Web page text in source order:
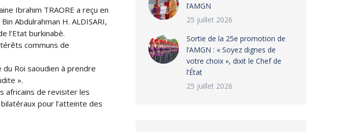
Ibrahim TRAORE a reçu en
Abdulrahman H. ALDISARI,
l’Etat burkinabè.
communs de
du Roi saoudien à prendre
».
africains de revisiter les
pour l’atteinte des
l’AMGN
25 juillet 2026
‎Sortie de la 25e promotion de
l’AMGN : « Soyez dignes de
votre choix », dixit le Chef de
l’État
25 juillet 2026